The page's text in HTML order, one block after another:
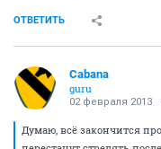
ОТВЕТИТЬ
Cabana
guru
02 февраля 2013
Думаю, всё закончится